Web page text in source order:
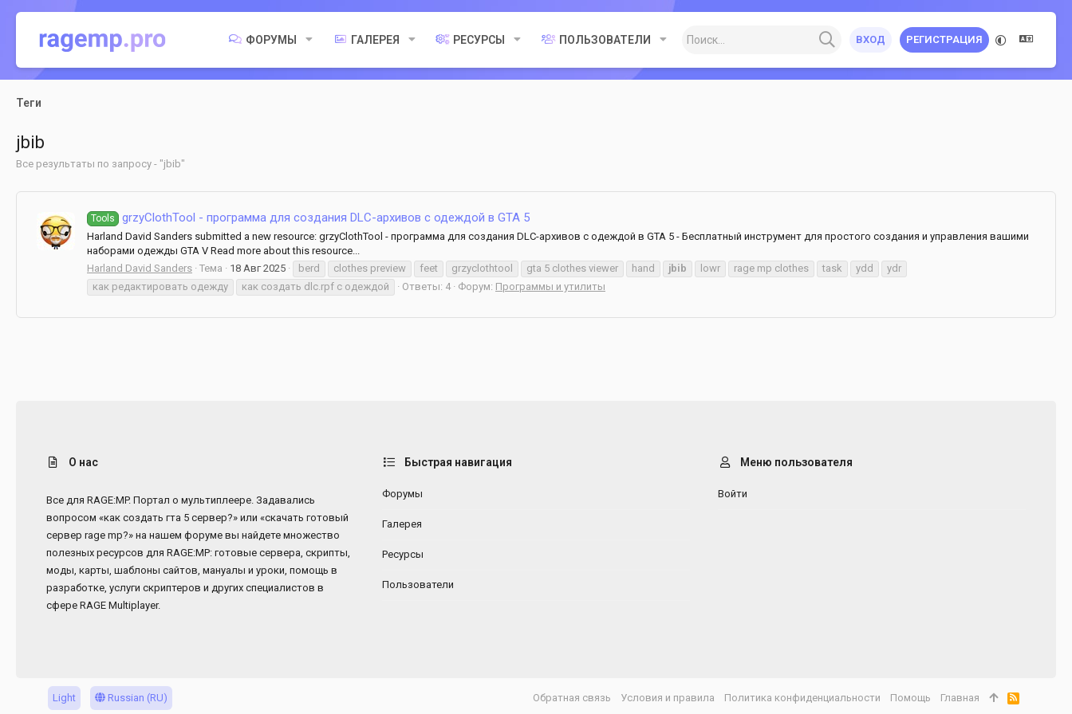
ФОРУМЫ ГАЛЕРЕЯ РЕСУРСЫ ПОЛЬЗОВАТЕЛИ ВХОД РЕГИСТРАЦИЯ
Теги
jbib
Все результаты по запросу - "jbib"
Tools grzyClothTool - программа для создания DLC-архивов c одеждой в GTA 5
Harland David Sanders submitted a new resource: grzyClothTool - программа для создания DLC-архивов c одеждой в GTA 5 - Бесплатный инструмент для простого создания и управления вашими
наборами одежды GTA V Read more about this resource...
Harland David Sanders Тема 18 Авг 2025 berd clothes preview feet grzyclothtool gta 5 clothes viewer hand jbib lowr rage mp clothes task ydd
ydr
как редактировать одежду
как создать dlc.rpf с одеждой Ответы: 4 Форум: Программы и утилиты
О нас
Все для RAGE:MP. Портал о мультиплеере. Задавались
вопросом «как создать гта 5 сервер?» или «скачать готовый
сервер rage mp?» на нашем форуме вы найдете множество
полезных ресурсов для RAGE:MP: готовые сервера, скрипты,
моды, карты, шаблоны сайтов, мануалы и уроки, помощь в
разработке, услуги скриптеров и других специалистов в
сфере RAGE Multiplayer.
Быстрая навигация
Форумы
Галерея
Ресурсы
Пользователи
Меню пользователя
Войти
Light Russian (RU) Обратная связь Условия и правила Политика конфиденциальности Помощь Главная
R
S